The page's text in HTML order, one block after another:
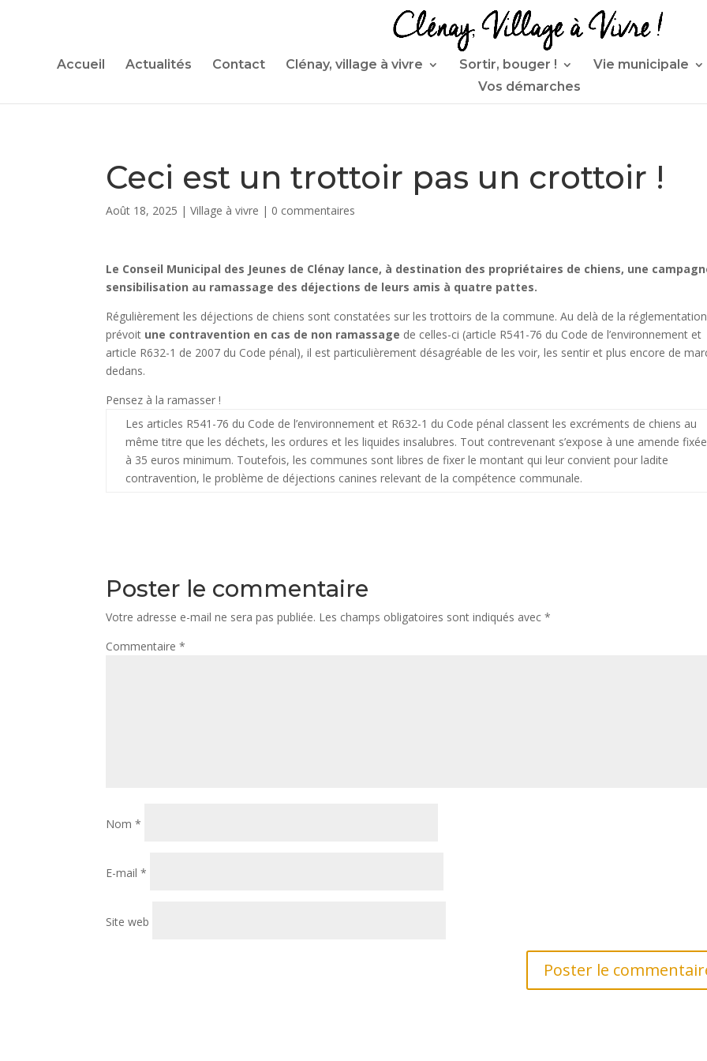
Accueil Actualités Contact Clénay, village à vivre Sortir, bouger !
Vie municipale
Vos démarches
Ceci est un trottoir pas un crottoir !
Août 18, 2025 |Village à vivre | 0 commentaires
Le Conseil Municipal des Jeunes de Clénay lance, à destination des propriétaires de chiens, une
sensibilisation au ramassage des déjections de leurs amis à quatre pattes.
Régulièrement les déjections de chiens sont constatées sur les trottoirs de la commune. Au delà de la
prévoit une contravention en cas de non ramassage de celles-ci (article R541-76 du Code de l’environnement et
article R632-1 de 2007 du Code pénal), il est particulièrement désagréable de les voir, les sentir et plus encore de
dedans.
Pensez à la ramasser !
Les articles R541-76 du Code de l’environnement et R632-1 du Code pénal classent les excréments de chiens au
même titre que les déchets, les ordures et les liquides insalubres. Tout contrevenant s’expose à une amende fixée
à 35 euros minimum. Toutefois, les communes sont libres de fixer le montant qui leur convient pour ladite
contravention, le problème de déjections canines relevant de la compétence communale.
Poster le commentaire
Votre adresse e-mail ne sera pas publiée. Les champs obligatoires sont indiqués avec*
Commentaire*
Nom*
E-mail*
Site web